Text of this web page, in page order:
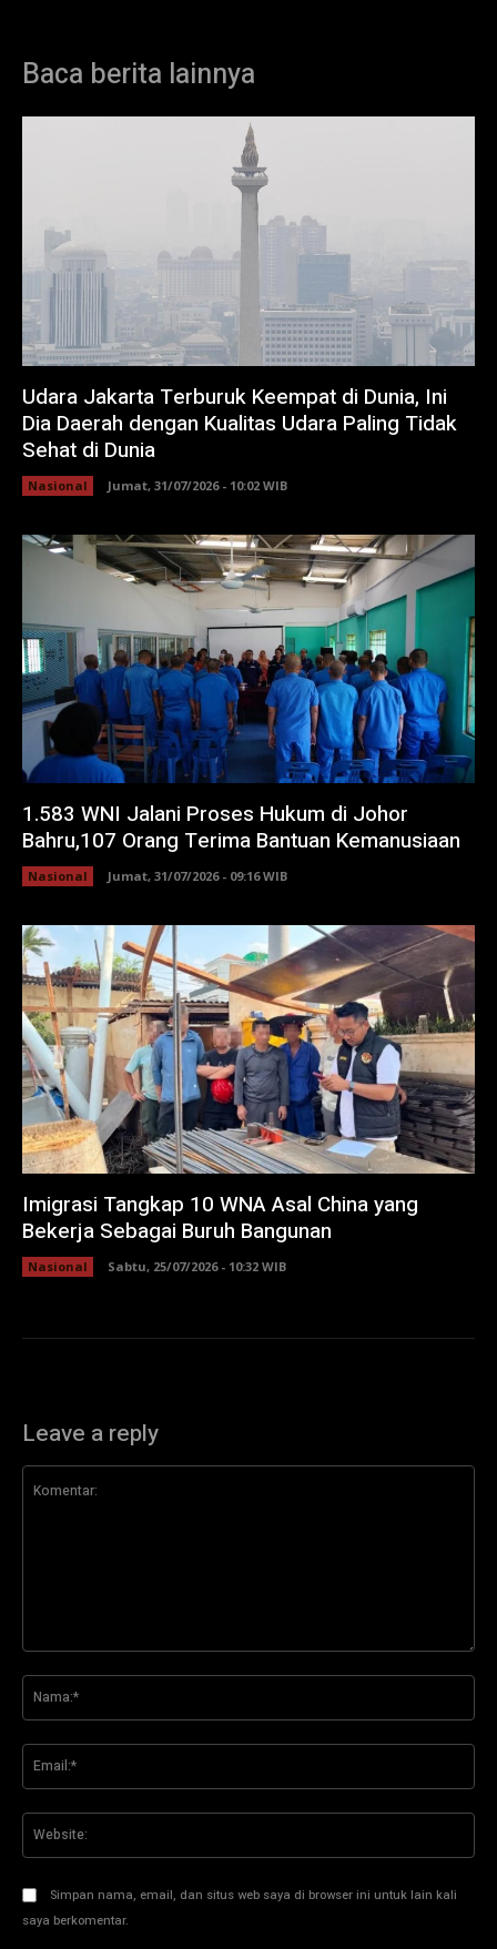
Baca berita lainnya
Udara Jakarta Terburuk Keempat di Dunia, Ini
Dia Daerah dengan Kualitas Udara Paling Tidak
Sehat di Dunia
Nasional Jumat, 31/07/2026 - 10:02 WIB
1.583 WNI Jalani Proses Hukum di Johor
Bahru,107 Orang Terima Bantuan Kemanusiaan
Nasional Jumat, 31/07/2026 - 09:16 WIB
Imigrasi Tangkap 10 WNA Asal China yang
Bekerja Sebagai Buruh Bangunan
Nasional Sabtu, 25/07/2026 - 10:32 WIB
Leave a reply
Simpan nama, email, dan situs web saya di browser ini untuk lain kali
saya berkomentar.